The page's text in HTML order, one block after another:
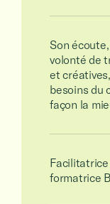
Son
volonté de
et
besoins du
façon la
formatrice